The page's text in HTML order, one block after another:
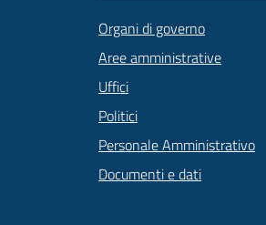
Organi di governo
Aree amministrative
Uffici
Politici
Personale Amministrativo
Documenti e dati